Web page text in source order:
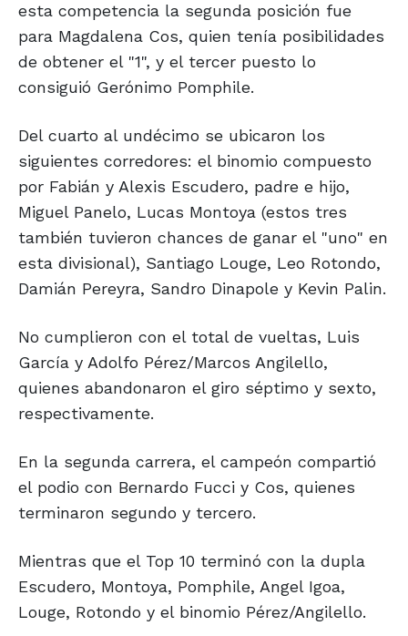
esta competencia la segunda posición fue
para Magdalena Cos, quien tenía posibilidades
de obtener el "1", y el tercer puesto lo
consiguió Gerónimo Pomphile.
Del cuarto al undécimo se ubicaron los
siguientes corredores: el binomio compuesto
por Fabián y Alexis Escudero, padre e hijo,
Miguel Panelo, Lucas Montoya (estos tres
también tuvieron chances de ganar el "uno" en
esta divisional), Santiago Louge, Leo Rotondo,
Damián Pereyra, Sandro Dinapole y Kevin Palin.
No cumplieron con el total de vueltas, Luis
García y Adolfo Pérez/Marcos Angilello,
quienes abandonaron el giro séptimo y sexto,
respectivamente.
En la segunda carrera, el campeón compartió
el podio con Bernardo Fucci y Cos, quienes
terminaron segundo y tercero.
Mientras que el Top 10 terminó con la dupla
Escudero, Montoya, Pomphile, Angel Igoa,
Louge, Rotondo y el binomio Pérez/Angilello.